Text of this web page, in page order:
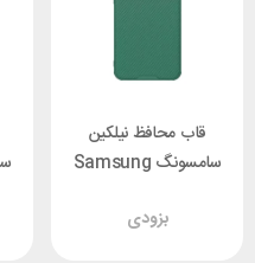
قاب محافظ نیلکین
سامسونگ Samsung
CamShield Pro
بزودی